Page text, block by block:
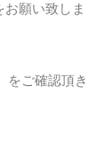
願い致しま
をご確認頂き